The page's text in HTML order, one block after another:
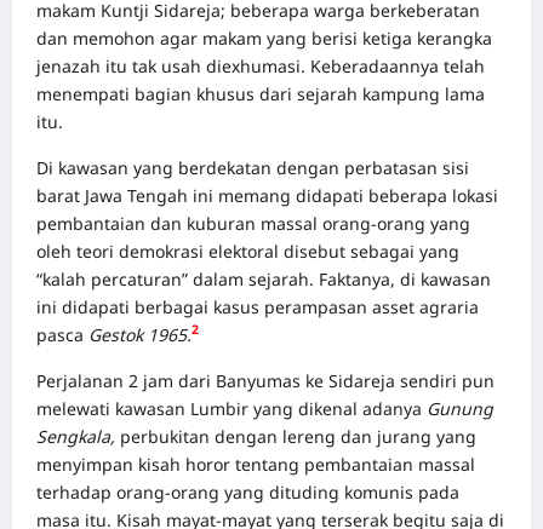
makam Kuntji Sidareja; beberapa warga berkeberatan
dan memohon agar makam yang berisi ketiga kerangka
jenazah itu tak usah diexhumasi. Keberadaannya telah
menempati bagian khusus dari sejarah kampung lama
itu.
Di kawasan yang berdekatan dengan perbatasan sisi
barat Jawa Tengah ini memang didapati beberapa lokasi
pembantaian dan kuburan massal orang-orang yang
oleh teori demokrasi elektoral disebut sebagai yang
“kalah percaturan” dalam sejarah. Faktanya, di kawasan
ini didapati berbagai kasus perampasan asset agraria
pasca Gestok 1965.2
Perjalanan 2 jam dari Banyumas ke Sidareja sendiri pun
melewati kawasan Lumbir yang dikenal adanya Gunung
Sengkala, perbukitan dengan lereng dan jurang yang
menyimpan kisah horor tentang pembantaian massal
terhadap orang-orang yang dituding komunis pada
masa itu. Kisah mayat-mayat yang terserak begitu saja di